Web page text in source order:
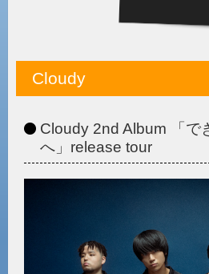
Cloudy
Cloudy 2nd Album 「で
へ」release tour